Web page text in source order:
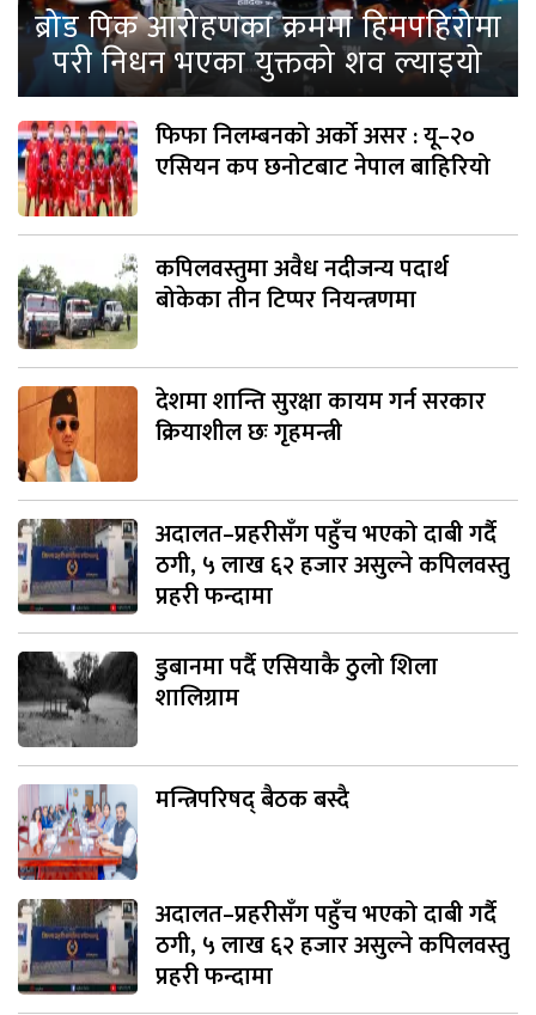
ब्रोड पिक आरोहणका क्रममा हिमपहिरोमा
परी निधन भएका युक्तको शव ल्याइयो
फिफा निलम्बनको अर्को असर : यू–२०
एसियन कप छनोटबाट नेपाल बाहिरियो
कपिलवस्तुमा अवैध नदीजन्य पदार्थ
बोकेका तीन टिप्पर नियन्त्रणमा
देशमा शान्ति सुरक्षा कायम गर्न सरकार
क्रियाशील छः गृहमन्त्री
अदालत–प्रहरीसँग पहुँच भएको दाबी गर्दै
ठगी, ५ लाख ६२ हजार असुल्ने कपिलवस्तु
प्रहरी फन्दामा
डुबानमा पर्दै एसियाकै ठुलो शिला
शालिग्राम
मन्त्रिपरिषद् बैठक बस्दै
अदालत–प्रहरीसँग पहुँच भएको दाबी गर्दै
ठगी, ५ लाख ६२ हजार असुल्ने कपिलवस्तु
प्रहरी फन्दामा